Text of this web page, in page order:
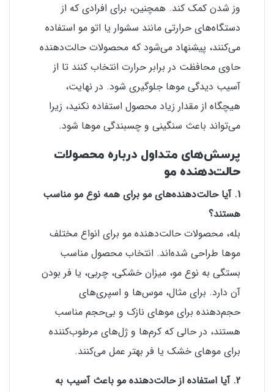
وز شدن کمک کند. همچنین، برای افرادی که از
دستگاه‌های حرارتی مانند سشوار یا اتو مو استفاده
می‌کنند، پیشنهاد می‌شود که محصولات حالت‌دهنده
حاوی محافظت در برابر حرارت انتخاب کنند تا از
آسیب دیدگی موها جلوگیری شود. در نهایت،
هیچگاه از مقدار زیاد محصول استفاده نکنید، زیرا
می‌تواند باعث سنگینی و چسبندگی موها شود.
پرسش‌های متداول درباره محصولات
حالت‌دهنده مو
1. آیا حالت‌دهنده‌های مو برای همه نوع مو مناسب
هستند؟
بله، محصولات حالت‌دهنده مو برای انواع مختلف
موها طراحی شده‌اند. انتخاب محصول مناسب
بستگی به نوع مو، میزان خشکی، چربی، یا فر بودن
آن دارد. برای مثال، موس‌ها و اسپری‌های
حجم‌دهنده برای موهای نازک و بی‌حجم مناسب
هستند، در حالی که کرم‌ها و ژل‌های مرطوب‌کننده
برای موهای خشک یا فر بهتر عمل می‌کنند.
2. آیا استفاده از حالت‌دهنده مو باعث آسیب به